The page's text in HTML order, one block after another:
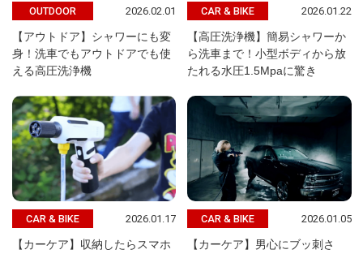
OUTDOOR 2026.02.01
【アウトドア】シャワーにも変
身！洗車でもアウトドアでも使
える高圧洗浄機
CAR & BIKE 2026.01.22
【高圧洗浄機】簡易シャワーか
ら洗車まで！小型ボディから放
たれる水圧1.5Mpaに驚き
CAR & BIKE 2026.01.17
【カーケア】収納したらスマホ
CAR & BIKE 2026.01.05
【カーケア】男心にブッ刺さ